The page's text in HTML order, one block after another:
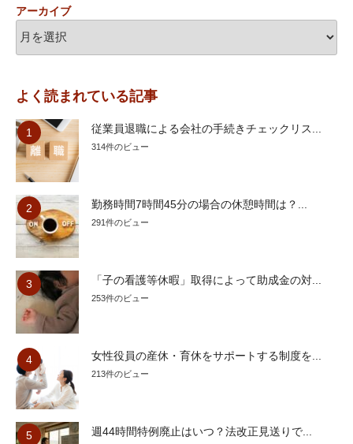
アーカイブ
よく読まれている記事
従業員退職による会社の手続きチェックリス...
314件のビュー
勤務時間7時間45分の場合の休憩時間は？...
291件のビュー
「子の看護等休暇」取得によって助成金の対...
253件のビュー
女性役員の産休・育休をサポートする制度を...
213件のビュー
週44時間特例廃止はいつ？法改正見送りで...